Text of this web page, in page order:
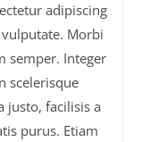
adipiscing
Morbi
semper. Integer
scelerisque
justo, facilisis a
purus. Etiam